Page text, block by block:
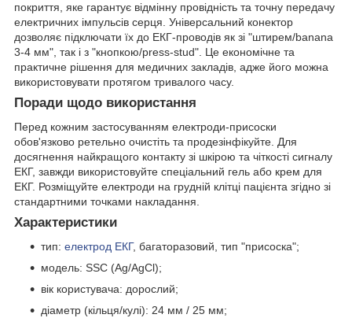
покриття, яке гарантує відмінну провідність та точну передачу
електричних імпульсів серця. Універсальний конектор
дозволяє підключати їх до ЕКГ-проводів як зі "штирем/banana
3-4 мм", так і з "кнопкою/press-stud". Це економічне та
практичне рішення для медичних закладів, адже його можна
використовувати протягом тривалого часу.
Поради щодо використання
Перед кожним застосуванням електроди-присоски
обов'язково ретельно очистіть та продезінфікуйте. Для
досягнення найкращого контакту зі шкірою та чіткості сигналу
ЕКГ, завжди використовуйте спеціальний гель або крем для
ЕКГ. Розміщуйте електроди на грудній клітці пацієнта згідно зі
стандартними точками накладання.
Характеристики
тип: електрод ЕКГ, багаторазовий, тип "присоска";
модель: SSC (Ag/AgCl);
вік користувача: дорослий;
діаметр (кільця/кулі): 24 мм / 25 мм;